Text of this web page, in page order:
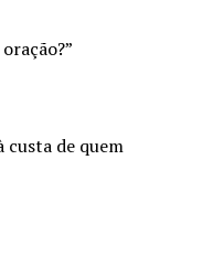
custa de quem